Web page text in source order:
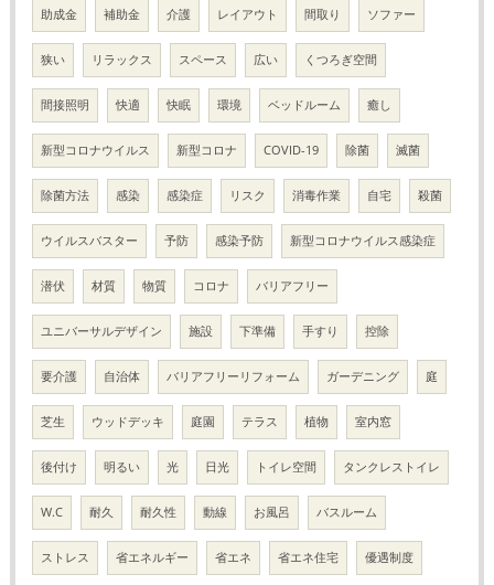
助成金 補助金 介護 レイアウト 間取り ソファー
狭い リラックス スペース 広い くつろぎ空間
間接照明 快適 快眠 環境 ベッドルーム 癒し
新型コロナウイルス 新型コロナ COVID-19 除菌 滅菌
除菌方法 感染 感染症 リスク 消毒作業 自宅 殺菌
ウイルスバスター 予防 感染予防 新型コロナウイルス感染症
潜伏 材質 物質 コロナ バリアフリー
ユニバーサルデザイン 施設 下準備 手すり 控除
要介護 自治体 バリアフリーリフォーム ガーデニング 庭
芝生 ウッドデッキ 庭園 テラス 植物 室内窓
後付け 明るい 光 日光 トイレ空間 タンクレストイレ
W.C 耐久 耐久性 動線 お風呂 バスルーム
ストレス 省エネルギー 省エネ 省エネ住宅 優遇制度